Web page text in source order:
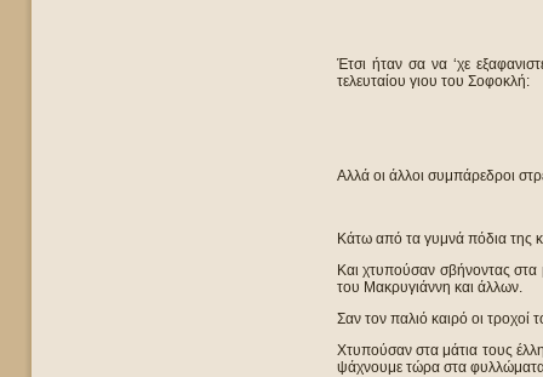
Έτσι ήταν σα να ‘χε
τελευταίου γιου του Σοφοκλή:
Αλλά οι άλλοι συμπάρεδροι
Κάτω από τα γυμνά πόδια της
Και χτυπούσαν σβήνοντας
του Μακρυγιάννη και άλλων.
Σαν τον παλιό καιρό οι τροχοί
Χτυπούσαν στα μάτια τους
ψάχνουμε τώρα στα